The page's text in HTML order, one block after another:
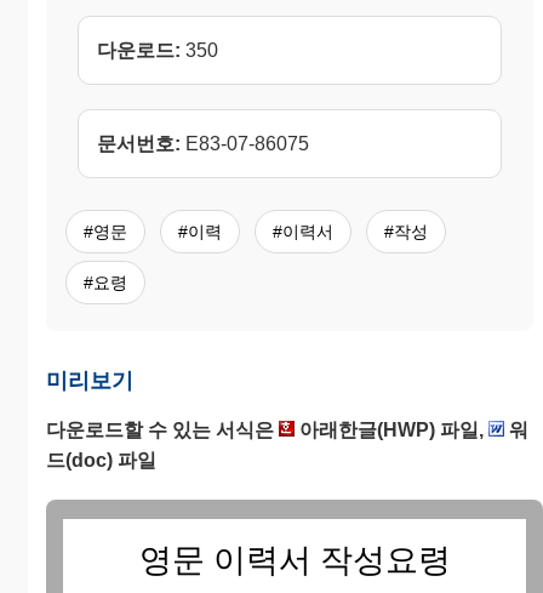
다운로드: 350
문서번호: E83-07-86075
#영문 #이력 #이력서 #작성
#요령
미리보기
다운로드할 수 있는 서식은 아래한글(HWP) 파일,
워
드(doc) 파일
영문 이력서 작성요령